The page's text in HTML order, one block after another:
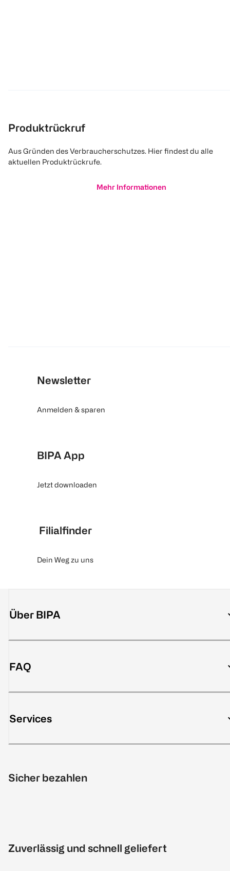
Produktrückruf
Aus Gründen des Verbraucherschutzes. Hier findest du alle
aktuellen Produktrückrufe.
Mehr Informationen
Newsletter
Anmelden & sparen
BIPA App
Jetzt downloaden
Filialfinder
Dein Weg zu uns
Über BIPA
FAQ
Services
Sicher bezahlen
Zuverlässig und schnell geliefert